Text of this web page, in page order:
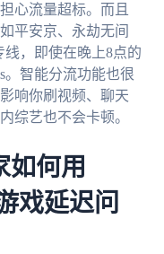
心流量超标。而且
平安京、永劫无间
，即使在晚上8点的
。智能分流功能也很
响你刷视频、聊天
综艺也不会卡顿。
如何用
戏延迟问